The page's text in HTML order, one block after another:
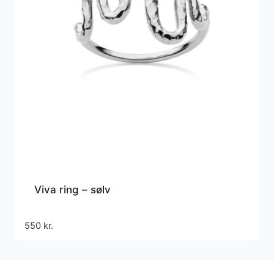
Viva ring – sølv
550 kr.